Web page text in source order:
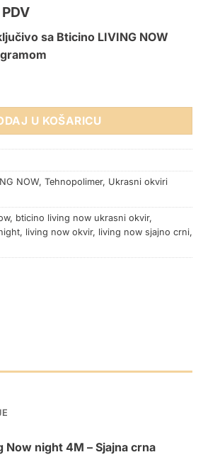
sa Bticino LIVING NOW
NOW NIGHT 4M količina
U KOŠARICU
NOW, Tehnopolimer, Ukrasni okviri
, bticino living now ukrasni okvir,
, living now okvir, living now sjajno crni,
Now night 4M – Sjajna crna